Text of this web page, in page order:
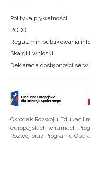
Polityka prywatności
RODO
Regulamin publikowania
Skargi i wnioski
Deklaracja dostępności
Ośrodek Rozwoju Edukacji
europejskich w ramach
Rozwój oraz Programu